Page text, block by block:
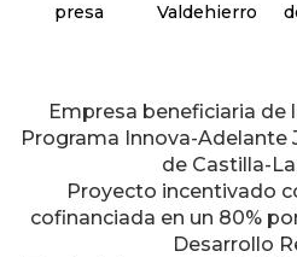
presa
Valdehierro
Empresa beneficiaria de
Programa Innova-Adelante
de Castilla-
Proyecto incentivado
cofinanciada en un 80%
Desarrollo